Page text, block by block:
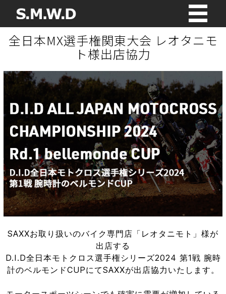
全日本MX選手権関東大会 レオタニモ
ト様出店協力
SAXXお取り扱いのバイク専門店「レオタニモト」様が
出店する
D.I.D全日本モトクロス選手権シリーズ2024 第1戦 腕時
計のベルモンドCUPにてSAXXが出店協力いたします。